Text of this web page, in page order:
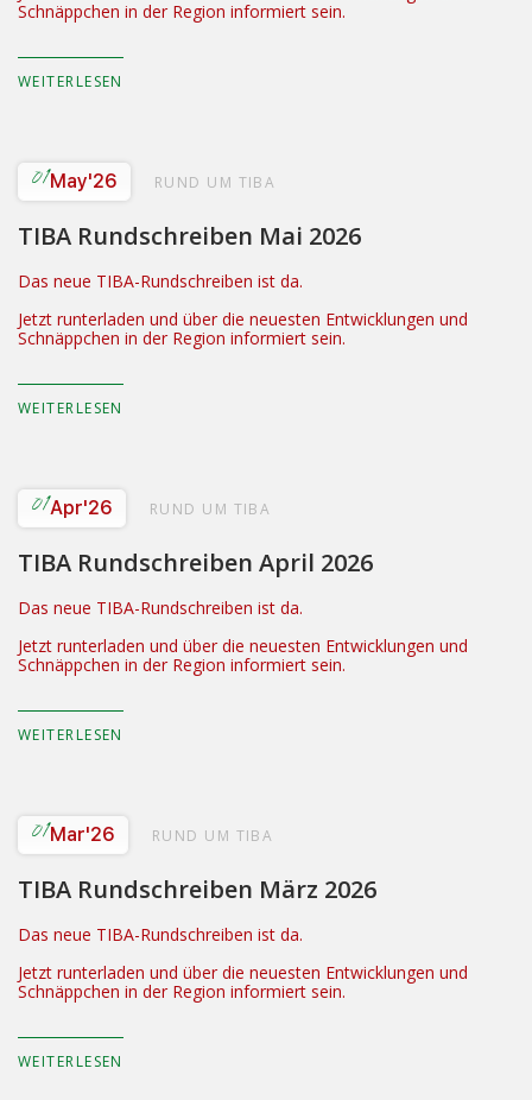
Schnäppchen in der Region informiert sein.
WEITERLESEN
01May'26 RUND UM TIBA
TIBA Rundschreiben Mai 2026
Das neue TIBA-Rundschreiben ist da.
Jetzt runterladen und über die neuesten Entwicklungen und
Schnäppchen in der Region informiert sein.
WEITERLESEN
01Apr'26 RUND UM TIBA
TIBA Rundschreiben April 2026
Das neue TIBA-Rundschreiben ist da.
Jetzt runterladen und über die neuesten Entwicklungen und
Schnäppchen in der Region informiert sein.
WEITERLESEN
01Mar'26 RUND UM TIBA
TIBA Rundschreiben März 2026
Das neue TIBA-Rundschreiben ist da.
Jetzt runterladen und über die neuesten Entwicklungen und
Schnäppchen in der Region informiert sein.
WEITERLESEN